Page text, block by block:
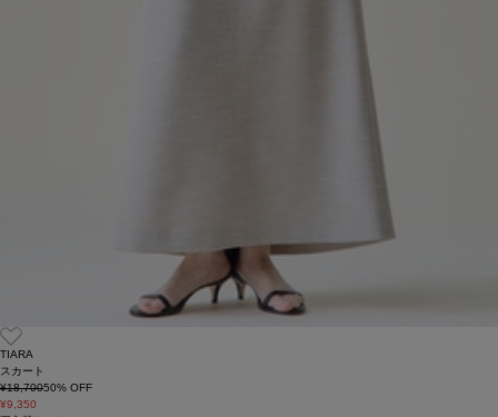
TIARA
スカート
¥18,70050% OFF
¥9,350